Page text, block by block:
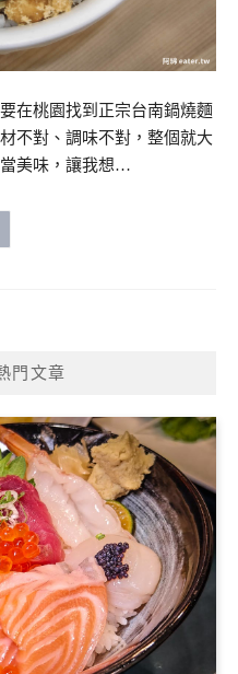
在桃園找到正宗台南鍋燒麵
不對、調味不對，整個就大
美味，讓我想…
門文章